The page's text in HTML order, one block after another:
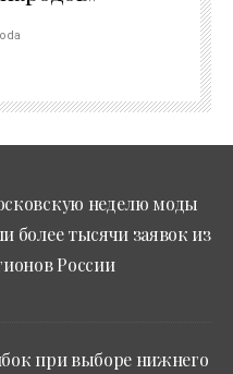
неделю моды
более тысячи заявок из
России
при выборе нижнего